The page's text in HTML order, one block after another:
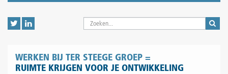
WERKEN BIJ TER STEEGE GROEP =
RUIMTE KRIJGEN VOOR JE ONTWIKKELING